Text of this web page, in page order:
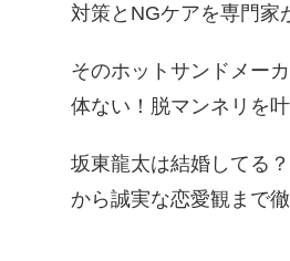
対策とNGケアを専門家
そのホットサンドメー
体ない！脱マンネリを
坂東龍太は結婚してる
から誠実な恋愛観まで